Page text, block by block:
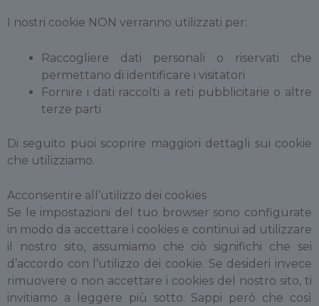
I nostri cookie NON verranno utilizzati per:
Raccogliere dati personali o riservati che
permettano di identificare i visitatori
Fornire i dati raccolti a reti pubblicitarie o altre
terze parti
Di seguito puoi scoprire maggiori dettagli sui cookie
che utilizziamo.
Acconsentire all’utilizzo dei cookies
Se le impostazioni del tuo browser sono configurate
in modo da accettare i cookies e continui ad utilizzare
il nostro sito, assumiamo che ciò significhi che sei
d’accordo con l’utilizzo dei cookie. Se desideri invece
rimuovere o non accettare i cookies del nostro sito, ti
invitiamo a leggere più sotto. Sappi però che così